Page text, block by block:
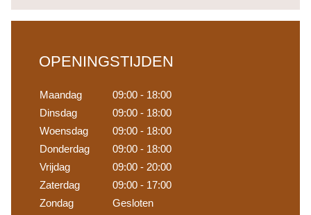
OPENINGSTIJDEN
Maandag
09:00 - 18:00
Dinsdag
09:00 - 18:00
Woensdag
09:00 - 18:00
Donderdag
09:00 - 18:00
Vrijdag
09:00 - 20:00
Zaterdag
09:00 - 17:00
Zondag
Gesloten